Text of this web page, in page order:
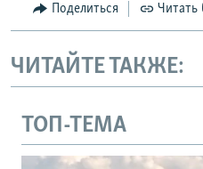
Поделиться Читать
ЧИТАЙТЕ ТАКЖЕ:
ТОП-ТЕМА